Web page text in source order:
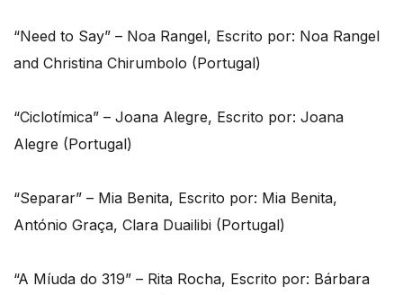
“Need to Say” – Noa Rangel, Escrito por: Noa Rangel
and Christina Chirumbolo (Portugal)
“Ciclotímica” – Joana Alegre, Escrito por: Joana
Alegre (Portugal)
“Separar” – Mia Benita, Escrito por: Mia Benita,
António Graça, Clara Duailibi (Portugal)
“A Míuda do 319” – Rita Rocha, Escrito por: Bárbara